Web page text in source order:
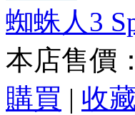
蜘蛛人3
本店售價：
購買 | 收